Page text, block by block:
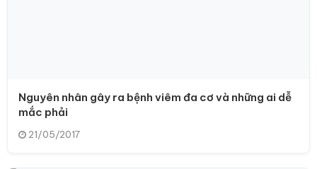
Nguyên nhân gây ra bệnh viêm đa cơ và những ai dễ
mắc phải
21/05/2017